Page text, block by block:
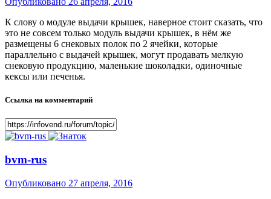
К слову о модуле выдачи крышек, наверное стоит сказать, что
это не совсем только модуль выдачи крышек, в нём же
размещены 6 снековых полок по 2 ячейки, которые
параллельно с выдачей крышек, могут продавать мелкую
снековую продукцию, маленькие шоколадки, одиночные
кексы или печенья.
Ссылка на комментарий
bvm-rus
Опубликовано 27 апреля, 2016